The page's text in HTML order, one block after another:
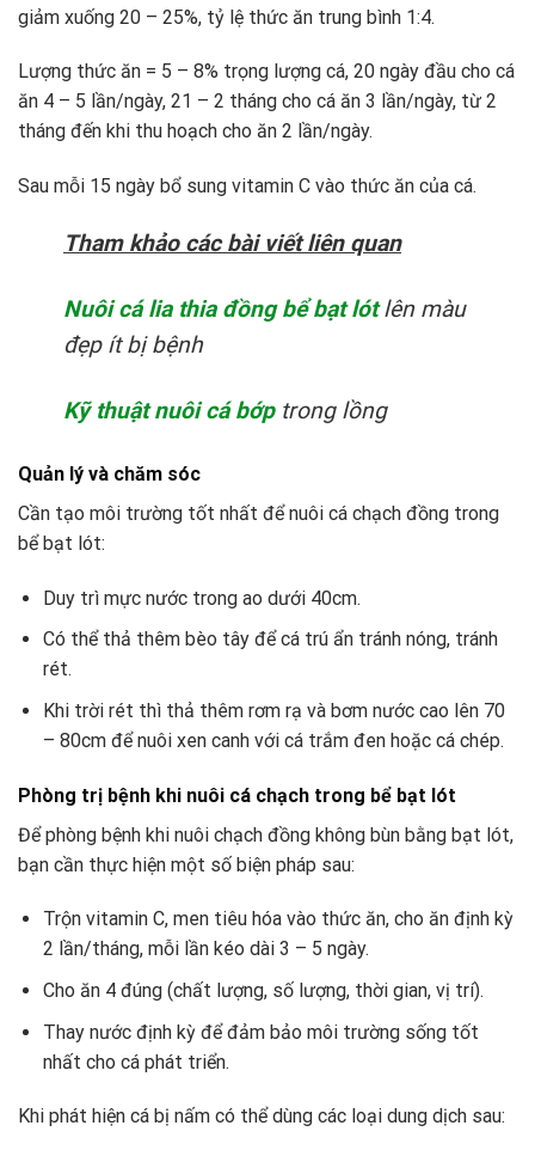
giảm xuống 20 – 25%, tỷ lệ thức ăn trung bình 1:4.
Lượng thức ăn = 5 – 8% trọng lượng cá, 20 ngày đầu cho cá
ăn 4 – 5 lần/ngày, 21 – 2 tháng cho cá ăn 3 lần/ngày, từ 2
tháng đến khi thu hoạch cho ăn 2 lần/ngày.
Sau mỗi 15 ngày bổ sung vitamin C vào thức ăn của cá.
Tham khảo các bài viết liên quan
Nuôi cá lia thia đồng bể bạt lótlên màu
đẹp ít bị bệnh
Kỹ thuật nuôi cá bớptrong lồng
Quản lý và chăm sóc
Cần tạo môi trường tốt nhất để nuôi cá chạch đồng trong
bể bạt lót:
Duy trì mực nước trong ao dưới 40cm.
Có thể thả thêm bèo tây để cá trú ẩn tránh nóng, tránh
rét.
Khi trời rét thì thả thêm rơm rạ và bơm nước cao lên 70
– 80cm để nuôi xen canh với cá trắm đen hoặc cá chép.
Phòng trị bệnh khi nuôi cá chạch trong bể bạt lót
Để phòng bệnh khi nuôi chạch đồng không bùn bằng bạt lót,
bạn cần thực hiện một số biện pháp sau:
Trộn vitamin C, men tiêu hóa vào thức ăn, cho ăn định kỳ
2 lần/tháng, mỗi lần kéo dài 3 – 5 ngày.
Cho ăn 4 đúng (chất lượng, số lượng, thời gian, vị trí).
Thay nước định kỳ để đảm bảo môi trường sống tốt
nhất cho cá phát triển.
Khi phát hiện cá bị nấm có thể dùng các loại dung dịch sau: